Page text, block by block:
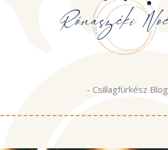
- Csillagfürkész Blog